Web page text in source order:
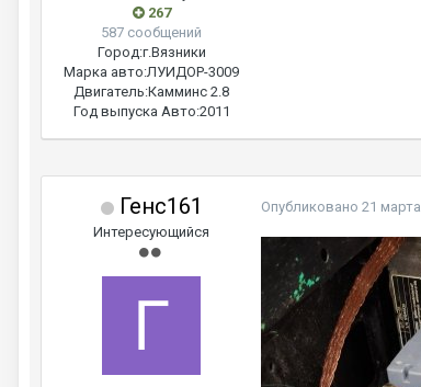
267
587 сообщений
Город:г.Вязники
Марка авто:ЛУИДОР-3009
Двигатель:Камминс 2.8
Год выпуска Авто:2011
Генс161
Интересующийся
Опубликовано 21 марта